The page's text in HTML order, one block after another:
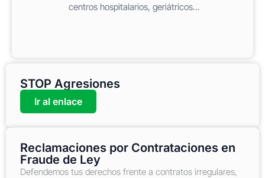
centros hospitalarios, geriátricos...
STOP Agresiones
Ir al enlace
Reclamaciones por Contrataciones en
Fraude de Ley
Defendemos tus derechos frente a contratos irregulares,